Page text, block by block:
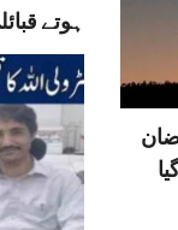
ہوتے